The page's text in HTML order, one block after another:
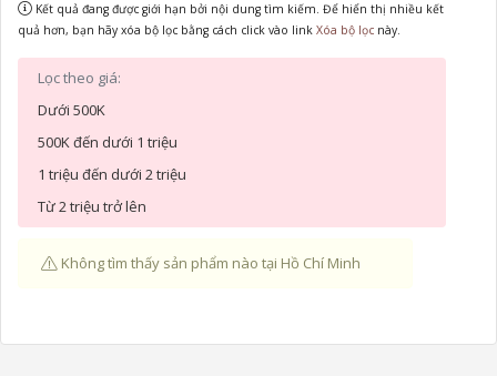
Kết quả đang được giới hạn bởi nội dung tìm kiếm. Để hiển thị nhiều kết
quả hơn, bạn hãy xóa bộ lọc bằng cách click vào link
này.
Lọc theo giá:
Dưới 500K
500K đến dưới 1 triệu
1 triệu đến dưới 2 triệu
Từ 2 triệu trở lên
Không tìm thấy sản phẩm nào tại Hồ Chí Minh